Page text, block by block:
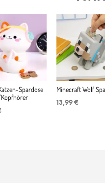
Spardose
Minecraft Wolf
13,99 €